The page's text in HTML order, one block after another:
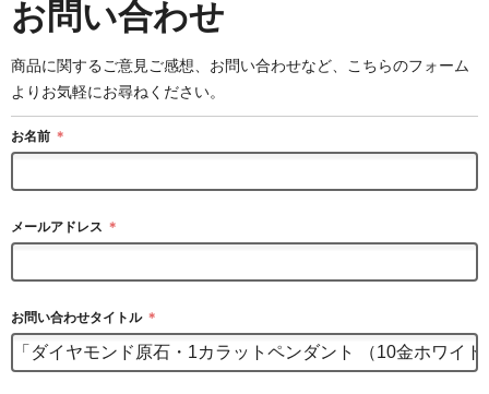
お問い合わせ
商品に関するご意見ご感想、お問い合わせなど、こちらのフォーム
よりお気軽にお尋ねください。
お名前 ＊
メールアドレス ＊
お問い合わせタイトル ＊